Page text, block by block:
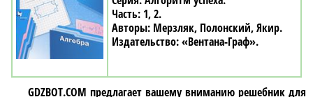
1, 2
Мерзляк, Полонский, Якир
«Вентана-Граф»
GDZBOT.COM предлагает вашему вниманию решебник для